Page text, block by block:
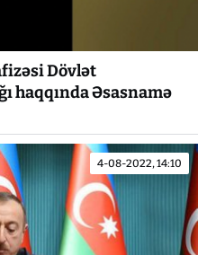
Dövlət
haqqında Əsasnamə
4-08-2022, 14:10